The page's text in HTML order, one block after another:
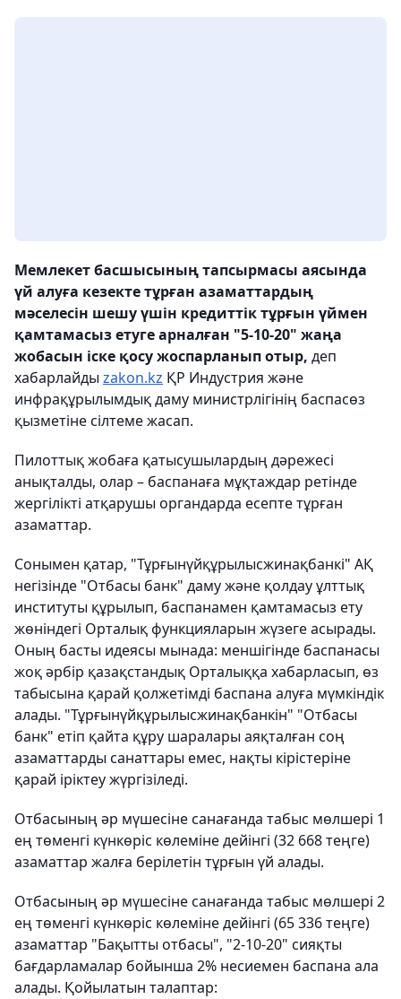
Мемлекет басшысының тапсырмасы аясында
үй алуға кезекте тұрған азаматтардың
мәселесін шешу үшін кредиттік тұрғын үймен
қамтамасыз етуге арналған "5-10-20" жаңа
жобасын іске қосу жоспарланып отыр, деп
хабарлайды zakon.kz ҚР Индустрия және
инфрақұрылымдық даму министрлігінің баспасөз
қызметіне сілтеме жасап.
Пилоттық жобаға қатысушылардың дәрежесі
анықталды, олар – баспанаға мұқтаждар ретінде
жергілікті атқарушы органдарда есепте тұрған
азаматтар.
Сонымен қатар, "Тұрғынүйқұрылысжинақбанкі" АҚ
негізінде "Отбасы банк" даму және қолдау ұлттық
институты құрылып, баспанамен қамтамасыз ету
жөніндегі Орталық функцияларын жүзеге асырады.
Оның басты идеясы мынада: меншігінде баспанасы
жоқ әрбір қазақстандық Орталыққа хабарласып, өз
табысына қарай қолжетімді баспана алуға мүмкіндік
алады. "Тұрғынүйқұрылысжинақбанкін" "Отбасы
банк" етіп қайта құру шаралары аяқталған соң
азаматтарды санаттары емес, нақты кірістеріне
қарай іріктеу жүргізіледі.
Отбасының әр мүшесіне санағанда табыс мөлшері 1
ең төменгі күнкөріс көлеміне дейінгі (32 668 теңге)
азаматтар жалға берілетін тұрғын үй алады.
Отбасының әр мүшесіне санағанда табыс мөлшері 2
ең төменгі күнкөріс көлеміне дейінгі (65 336 теңге)
азаматтар "Бақытты отбасы", "2-10-20" сияқты
бағдарламалар бойынша 2% несиемен баспана ала
алады. Қойылатын талаптар: